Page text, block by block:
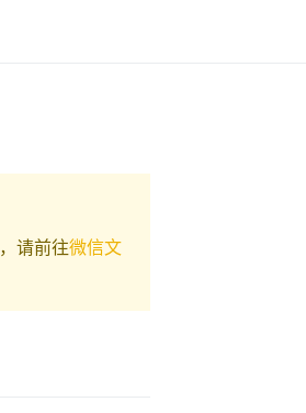
请前往微信文